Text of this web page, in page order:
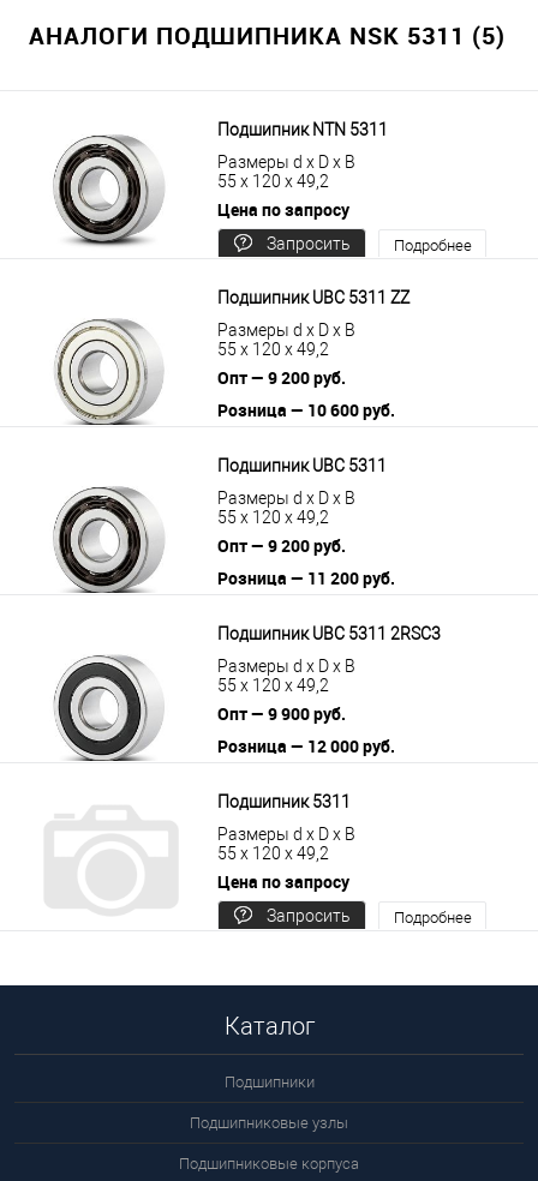
АНАЛОГИ ПОДШИПНИКА NSK 5311 (5)
Подшипник NTN 5311
Размеры d x D x B
55 x 120 x 49,2
Цена по запросу
Запросить
Подробнее
Подшипник UBC 5311 ZZ
Размеры d x D x B
55 x 120 x 49,2
Опт — 9 200 руб.
Розница — 10 600 руб.
Подшипник UBC 5311
Размеры d x D x B
55 x 120 x 49,2
Опт — 9 200 руб.
Розница — 11 200 руб.
Подшипник UBC 5311 2RSС3
Размеры d x D x B
55 x 120 x 49,2
Опт — 9 900 руб.
Розница — 12 000 руб.
Подшипник 5311
Размеры d x D x B
55 x 120 x 49,2
Цена по запросу
Запросить
Подробнее
Каталог
Подшипники
Подшипниковые узлы
Подшипниковые корпуса